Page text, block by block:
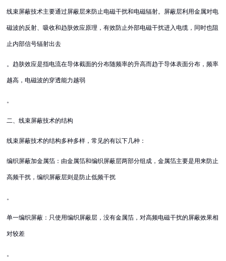
线束屏蔽技术主要通过屏蔽层来防止电磁干扰和电磁辐射。屏蔽层利用金属对电
磁波的反射、吸收和趋肤效应原理，有效防止外部电磁干扰进入电缆，同时也阻
止内部信号辐射出去
。趋肤效应是指电流在导体截面的分布随频率的升高而趋于导体表面分布，频率
越高，电磁波的穿透能力越弱
。
二、线束屏蔽技术的结构
线束屏蔽技术的结构多种多样，常见的有以下几种：
编织屏蔽加金属箔：由金属箔和编织屏蔽层两部分组成，金属箔主要是用来防止
高频干扰，编织屏蔽层则是防止低频干扰
。
单一编织屏蔽：只使用编织屏蔽层，没有金属箔，对高频电磁干扰的屏蔽效果相
对较差
。